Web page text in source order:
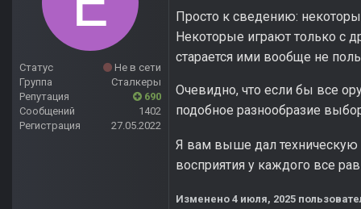
Статус
Не в сети
Группа
Сталкеры
Репутация
690
Сообщений
1402
Регистрация
27.05.2022
Просто к сведению:
Некоторые играют только с
старается ими вообще не
Очевидно, что если бы все
подобное разнообразие
Я вам выше дал техническую
восприятия у каждого все
Изменено 4 июля, 2025